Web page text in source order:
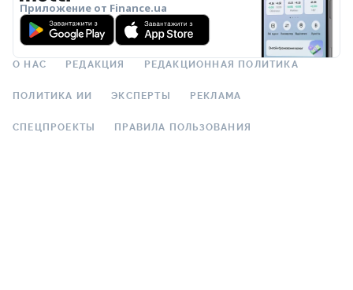
Приложение от Finance.ua
О НАС РЕДАКЦИЯ РЕДАКЦИОННАЯ ПОЛИТИКА
ПОЛИТИКА ИИ ЭКСПЕРТЫ РЕКЛАМА
СПЕЦПРОЕКТЫ ПРАВИЛА ПОЛЬЗОВАНИЯ